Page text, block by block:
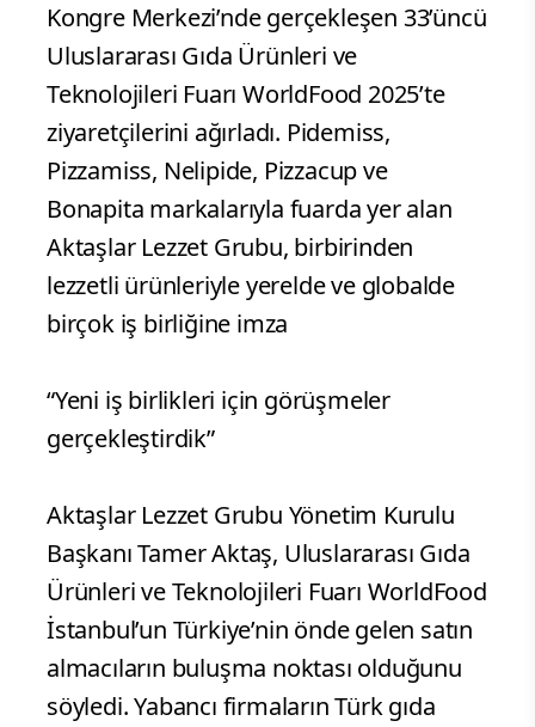
Kongre Merkezi’nde gerçekleşen 33’üncü
Uluslararası Gıda Ürünleri ve
Teknolojileri Fuarı WorldFood 2025’te
ziyaretçilerini ağırladı. Pidemiss,
Pizzamiss, Nelipide, Pizzacup ve
Bonapita markalarıyla fuarda yer alan
Aktaşlar Lezzet Grubu, birbirinden
lezzetli ürünleriyle yerelde ve globalde
birçok iş birliğine imza
“Yeni iş birlikleri için görüşmeler
gerçekleştirdik”
Aktaşlar Lezzet Grubu Yönetim Kurulu
Başkanı Tamer Aktaş, Uluslararası Gıda
Ürünleri ve Teknolojileri Fuarı WorldFood
İstanbul’un Türkiye’nin önde gelen satın
almacıların buluşma noktası olduğunu
söyledi. Yabancı firmaların Türk gıda